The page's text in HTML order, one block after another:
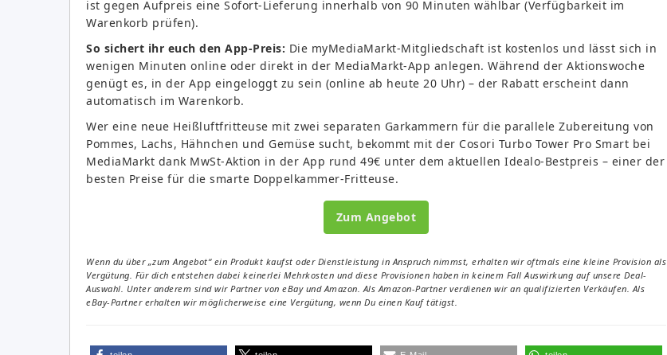
ist gegen Aufpreis eine Sofort-Lieferung innerhalb von 90 Minuten wählbar (Verfügbarkeit im
Warenkorb prüfen).
So sichert ihr euch den App-Preis: Die myMediaMarkt-Mitgliedschaft ist kostenlos und lässt sich in
wenigen Minuten online oder direkt in der MediaMarkt-App anlegen. Während der Aktionswoche
genügt es, in der App eingeloggt zu sein (online ab heute 20 Uhr) – der Rabatt erscheint dann
automatisch im Warenkorb.
Wer eine neue Heißluftfritteuse mit zwei separaten Garkammern für die parallele Zubereitung von
Pommes, Lachs, Hähnchen und Gemüse sucht, bekommt mit der Cosori Turbo Tower Pro Smart bei
MediaMarkt dank MwSt-Aktion in der App rund 49€ unter dem aktuellen Idealo-Bestpreis – einer der
besten Preise für die smarte Doppelkammer-Fritteuse.
Zum Angebot
Wenn du über „zum Angebot“ ein Produkt kaufst oder Dienstleistung in Anspruch nimmst, erhalten wir oftmals eine kleine Provision als
Vergütung. Für dich entstehen dabei keinerlei Mehrkosten und diese Provisionen haben in keinem Fall Auswirkung auf unsere Deal-
Auswahl. Unter anderem sind wir Partner von eBay und Amazon. Als Amazon-Partner verdienen wir an qualifizierten Verkäufen. Als
eBay-Partner erhalten wir möglicherweise eine Vergütung, wenn Du einen Kauf tätigst.